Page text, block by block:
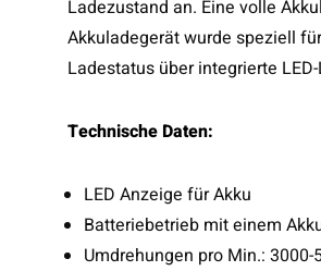
Ladezustand an. Eine volle
Akkuladegerät wurde speziell
Ladestatus über integrierte
Technische Daten:
LED Anzeige für Akku
Batteriebetrieb mit einem
Umdrehungen pro Min.: 3000-